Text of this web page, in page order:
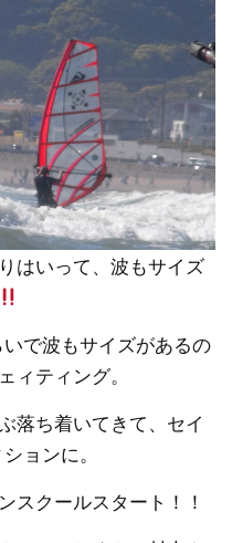
はいって、波もサイズ
で波もサイズがあるの
ィティング。
落ち着いてきて、セイ
ョンに。
スクールスタート！！